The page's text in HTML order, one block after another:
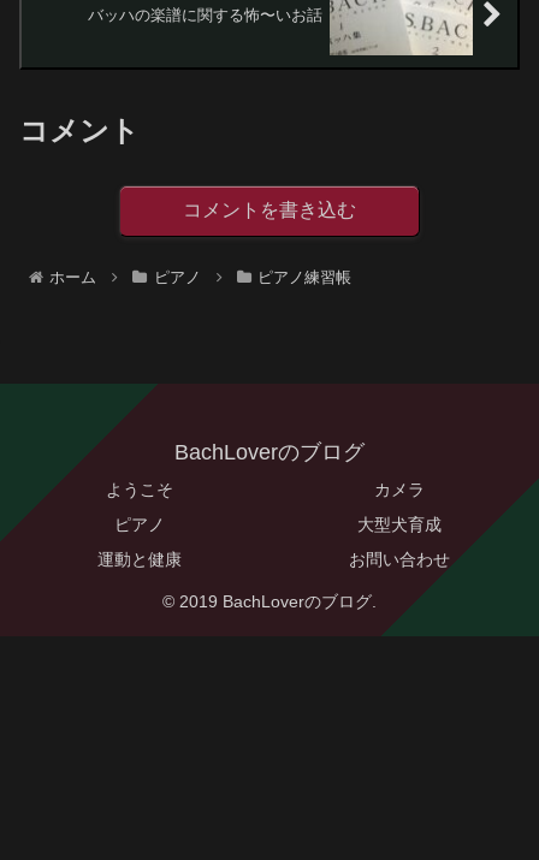
バッハの楽譜に関する怖〜いお話
コメント
コメントを書き込む
ホーム ピアノ ピアノ練習帳
BachLoverのブログ
ようこそ
カメラ
ピアノ
大型犬育成
運動と健康
お問い合わせ
© 2019 BachLoverのブログ.